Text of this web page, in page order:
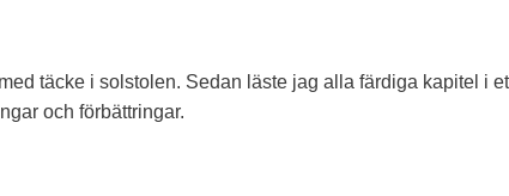
täcke i solstolen. Sedan läste jag alla färdiga kapitel i
och förbättringar.